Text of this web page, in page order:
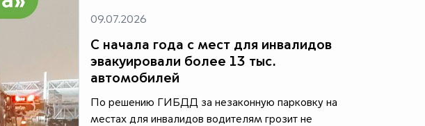
09.07.2026
С начала года с мест для инвалидов
эвакуировали более 13 тыс.
автомобилей
По решению ГИБДД за незаконную парковку на
местах для инвалидов водителям грозит не